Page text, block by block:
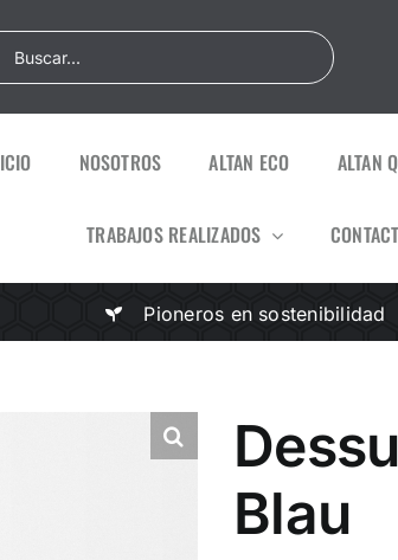
NOSOTROS ALTAN ECO ALTAN
TRABAJOS REALIZADOS
Pioneros en sostenibilidad
Blau